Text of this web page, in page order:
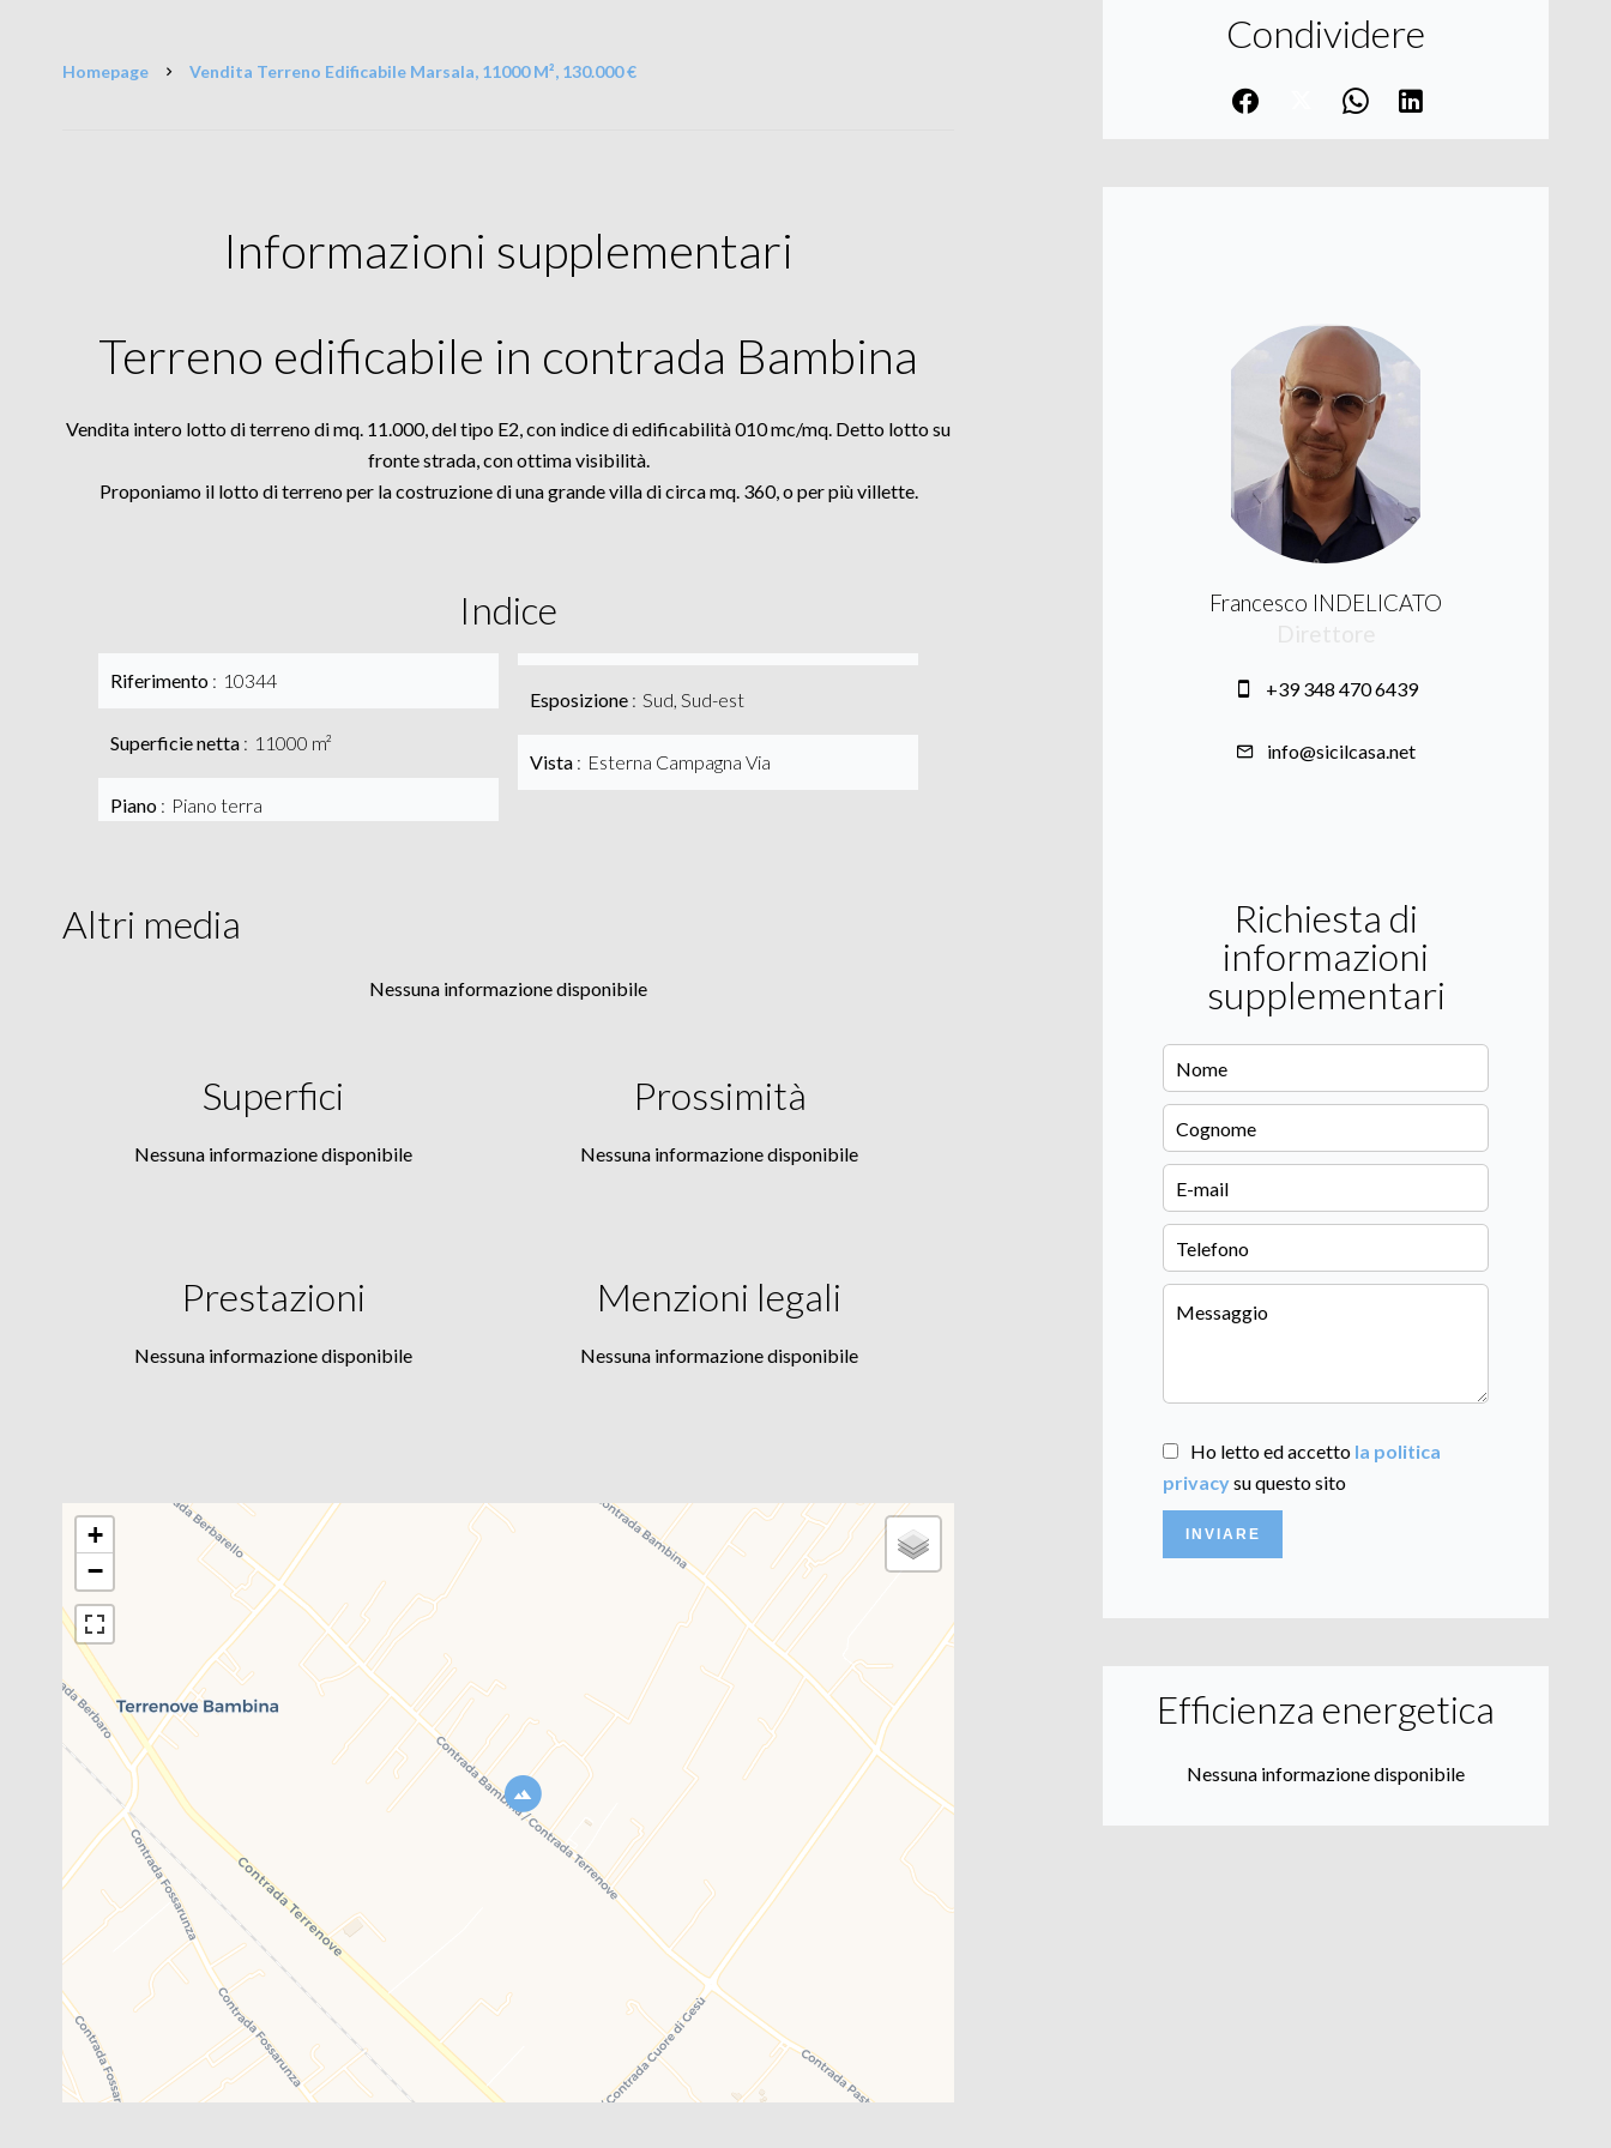
Homepage Vendita Terreno Edificabile Marsala, 11000 M², 130.000 €
Informazioni supplementari
Terreno edificabile in contrada Bambina
Vendita intero lotto di terreno di mq. 11.000, del tipo E2, con indice di edificabilità 010 mc/mq. Detto lotto su
fronte strada, con ottima visibilità.
Proponiamo il lotto di terreno per la costruzione di una grande villa di circa mq. 360, o per più villette.
Indice
Riferimento 10344
Superficie netta 11000 m²
Piano Piano terra
Esposizione Sud, Sud-est
Vista Esterna Campagna Via
Altri media
Nessuna informazione disponibile
Superfici
Nessuna informazione disponibile
Prossimità
Nessuna informazione disponibile
Prestazioni
Nessuna informazione disponibile
Menzioni legali
Nessuna informazione disponibile
+
−
Condividere
Francesco INDELICATO
+39 348 470 6439
info@sicilcasa.net
Richiesta di
informazioni
supplementari
Ho letto ed accetto la politica
privacysu questo sito
INVIARE
Efficienza energetica
Nessuna informazione disponibile